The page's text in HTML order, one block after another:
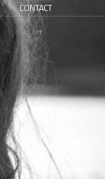
CONTACT